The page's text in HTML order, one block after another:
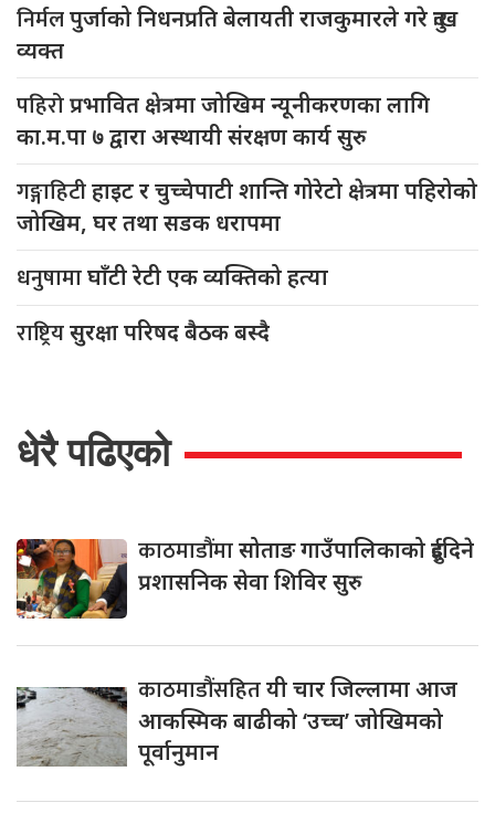
निर्मलपुर्जाको निधनप्रति बेलायती राजकुमारले गरे दुःख
व्यक्त
पहिरोप्रभावित क्षेत्रमा जोखिम न्यूनीकरणका लागि
का.म.पा ७ द्वारा अस्थायी संरक्षण कार्य सुरु
गङ्गाहिटीहाइट र चुच्चेपाटी शान्ति गोरेटो क्षेत्रमा पहिरोको
जोखिम, घर तथा सडक धरापमा
धनुषामाघाँटी रेटी एक व्यक्तिको हत्या
राष्ट्रियसुरक्षा परिषद बैठक बस्दै
धेरै पढिएको
काठमाडौंमासोताङ गाउँपालिकाको दुईदिने
प्रशासनिक सेवा शिविर सुरु
काठमाडौंसहितयी चार जिल्लामा आज
आकस्मिक बाढीको ‘उच्च’ जोखिमको
पूर्वानुमान